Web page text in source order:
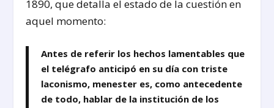
1890, que detalla el estado de la cuestión en
aquel momento:
Antes de referir los hechos lamentables que
el telégrafo anticipó en su día con triste
laconismo, menester es, como antecedente
de todo, hablar de la institución de los